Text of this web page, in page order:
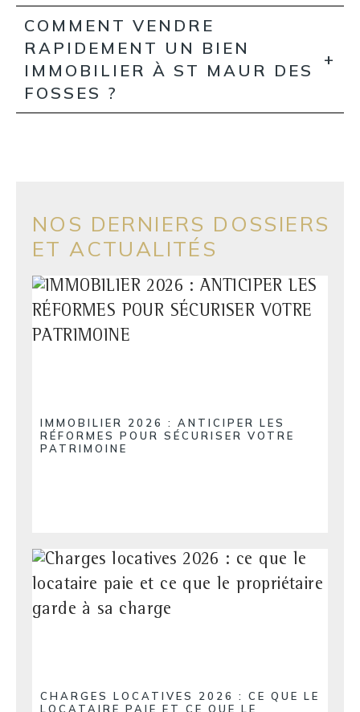
COMMENT VENDRE
RAPIDEMENT UN BIEN
IMMOBILIER À ST MAUR DES
FOSSES ?
NOS DERNIERS DOSSIERS
ET ACTUALITÉS
IMMOBILIER 2026 : ANTICIPER LES
RÉFORMES POUR SÉCURISER VOTRE
PATRIMOINE
CHARGES LOCATIVES 2026 : CE QUE LE
LOCATAIRE PAIE ET CE QUE LE